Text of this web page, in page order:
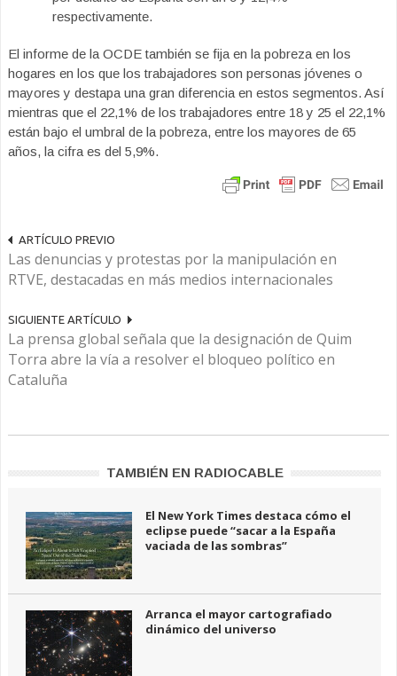
respectivamente.
El informe de la OCDE también se fija en la pobreza en los
hogares en los que los trabajadores son personas jóvenes o
mayores y destapa una gran diferencia en estos segmentos. Así
mientras que el 22,1% de los trabajadores entre 18 y 25 el 22,1%
están bajo el umbral de la pobreza, entre los mayores de 65
años, la cifra es del 5,9%.
ARTÍCULO PREVIO
Las denuncias y protestas por la manipulación en
RTVE, destacadas en más medios internacionales
SIGUIENTE ARTÍCULO
La prensa global señala que la designación de Quim
Torra abre la vía a resolver el bloqueo político en
Cataluña
TAMBIÉN EN RADIOCABLE
El New York Times destaca cómo el
eclipse puede “sacar a la España
vaciada de las sombras”
Arranca el mayor cartografiado
dinámico del universo